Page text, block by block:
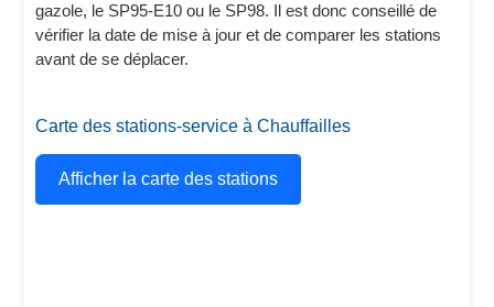
gazole, le SP95-E10 ou le SP98. Il est donc conseillé de
vérifier la date de mise à jour et de comparer les stations
avant de se déplacer.
Carte des stations-service à Chauffailles
Afficher la carte des stations